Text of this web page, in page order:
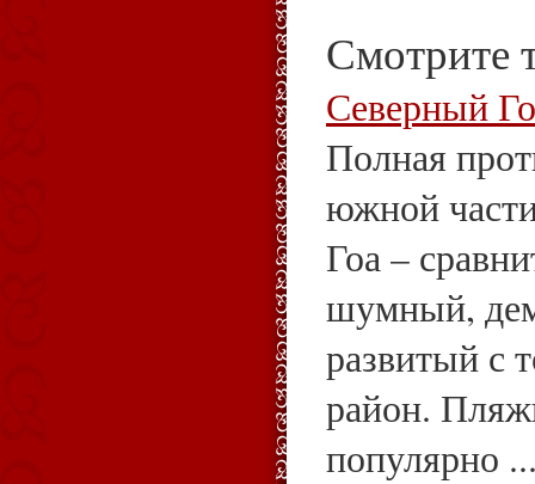
Смотрите
Северный
Полная
южной
Гоа –
шумный,
развитый с
район.
популярно